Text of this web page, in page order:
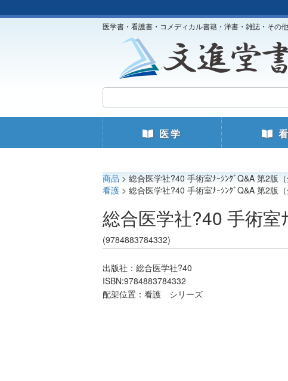
医学書・看護書・コメディカル書籍・洋書・雑誌・その
医学
商品 > 総合医学社?40 手術室ﾅｰｼﾝｸﾞQ&A 第2版
看護 > 総合医学社?40 手術室ﾅｰｼﾝｸﾞQ&A 第2版
総合医学社?40 手術室
(9784883784332)
出版社：総合医学社?40
ISBN:9784883784332
配架位置：看護 シリーズ